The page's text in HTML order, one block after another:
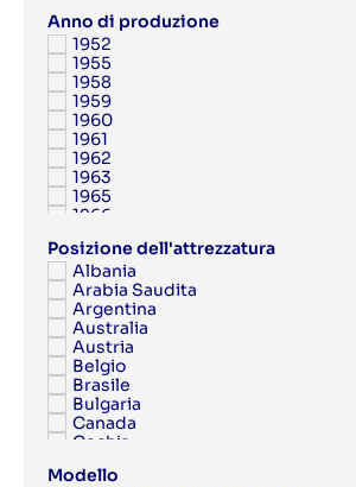
Albert Frankenthal
Albo
AMK
Anytron
Applied Automation
Aquaflex
Argon
Aristomat
ARPECO
Arsoma
Arvor
Ashe
Aster
Atac
Atlantic Zeiser
Atlas Copco
Atom
ATP
Attalus
Aurelia
Autobond
AV Flexologic
AXYZ
Azon
Anno di produzione
1952
1955
1958
1959
1960
1961
1962
1963
1965
1966
1968
1969
1970
1971
1972
1973
1974
1975
1976
1977
1978
1980
Posizione dell'attrezzatura
Albania
Arabia Saudita
Argentina
Australia
Austria
Belgio
Brasile
Bulgaria
Canada
Cechia
Cipro
Modello